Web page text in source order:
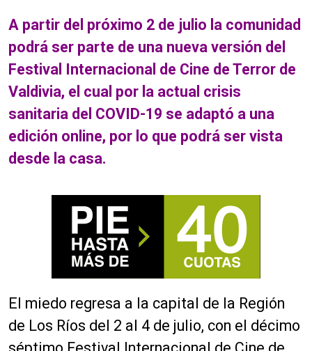
A partir del próximo 2 de julio la comunidad
podrá ser parte de una nueva versión del
Festival Internacional de Cine de Terror de
Valdivia, el cual por la actual crisis
sanitaria del COVID-19 se adaptó a una
edición online, por lo que podrá ser vista
desde la casa.
El miedo regresa a la capital de la Región
de Los Ríos del 2 al 4 de julio, con el décimo